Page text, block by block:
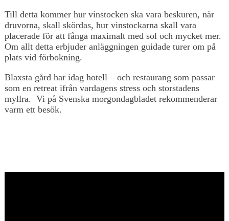
Till detta kommer hur vinstocken ska vara beskuren, när
druvorna, skall skördas, hur vinstockarna skall vara
placerade för att fånga maximalt med sol och mycket mer.
Om allt detta erbjuder anläggningen guidade turer om på
plats vid förbokning.
Blaxsta gård har idag hotell – och restaurang som passar
som en retreat ifrån vardagens stress och storstadens
myllra. Vi på Svenska morgondagbladet rekommenderar
varm ett besök.